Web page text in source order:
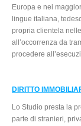
Europa e nei
lingue italiana,
propria clientela
all’occorrenza da
procedere
DIRITTO
Lo Studio presta la
parte di stranieri,